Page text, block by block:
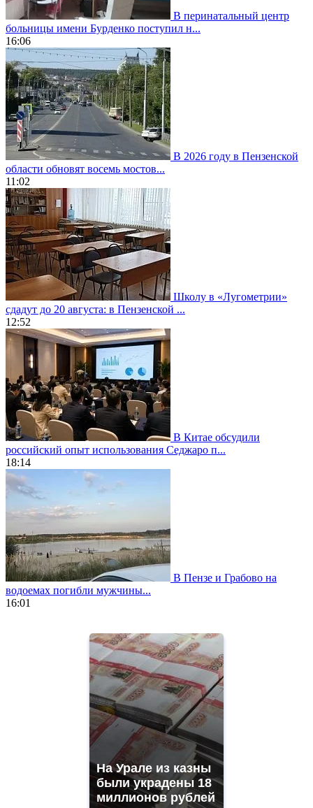
В перинатальный центр
больницы имени Бурденко поступил н...
16:06
В 2026 году в Пензенской
области обновят восемь мостов...
11:02
Школу в «Лугометрии»
сдадут до 20 августа: в Пензенской ...
12:52
В Китае обсудили
российский опыт использования Седжаро п...
18:14
В Пензе и Грабово на
водоемах погибли мужчины...
16:01
https://gradewatches.to/
На Урале из казны
были украдены 18
миллионов рублей